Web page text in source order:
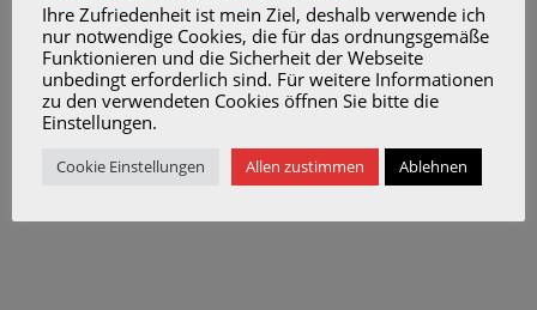
Vielen Dank für dieses wunderschön
gestaltete "Buntes Geigenwunderland".
Ich liebe Ihr Heft, nutze es sehr gern für
meine kleinen Anfänger:innen und finde
Texte, Melodien, Begleitungen ganz
den Zeichnungen. Endlich mal etwas
Ihre Zufriedenheit ist mein Ziel, deshalb verwende ich
nur notwendige Cookies, die für das ordnungsgemäße
Funktionieren und die Sicherheit der Webseite
unbedingt erforderlich sind. Für weitere Informationen
zu den verwendeten Cookies öffnen Sie bitte die
Einstellungen.
Cookie Einstellungen Allen zustimmen Ablehnen